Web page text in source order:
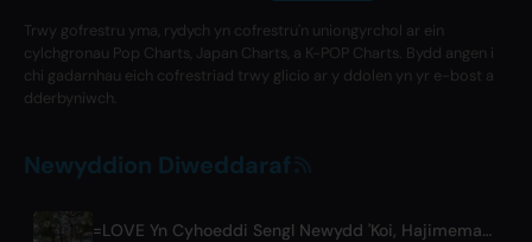
Trwy gofrestru yma, rydych yn cofrestru'n uniongyrchol ar ein
cylchgronau Pop Charts, Japan Charts, a K-POP Charts. Bydd angen i
chi gadarnhau eich cofrestriad trwy glicio ar y ddolen yn yr e-bost a
dderbyniwch.
Newyddion Diweddaraf
=LOVE Yn Cyhoeddi Sengl Newydd 'Koi, Hajimemashita.' a Choncerts yn Tokyo Dome